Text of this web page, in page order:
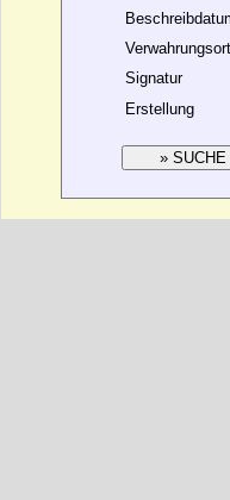
Verwahrungsort
Signatur
Erstellung